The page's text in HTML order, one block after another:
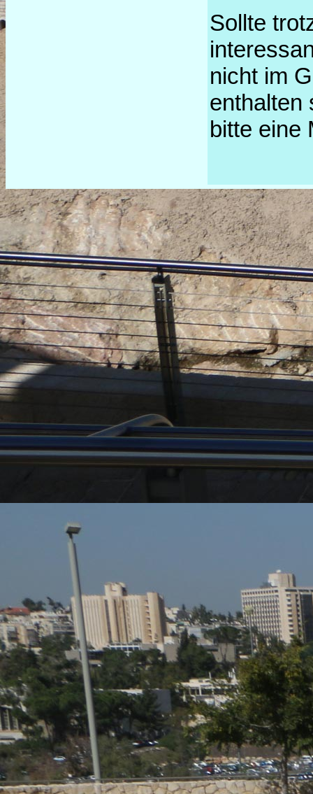
Sollte
nicht im
enthalten
bitte eine